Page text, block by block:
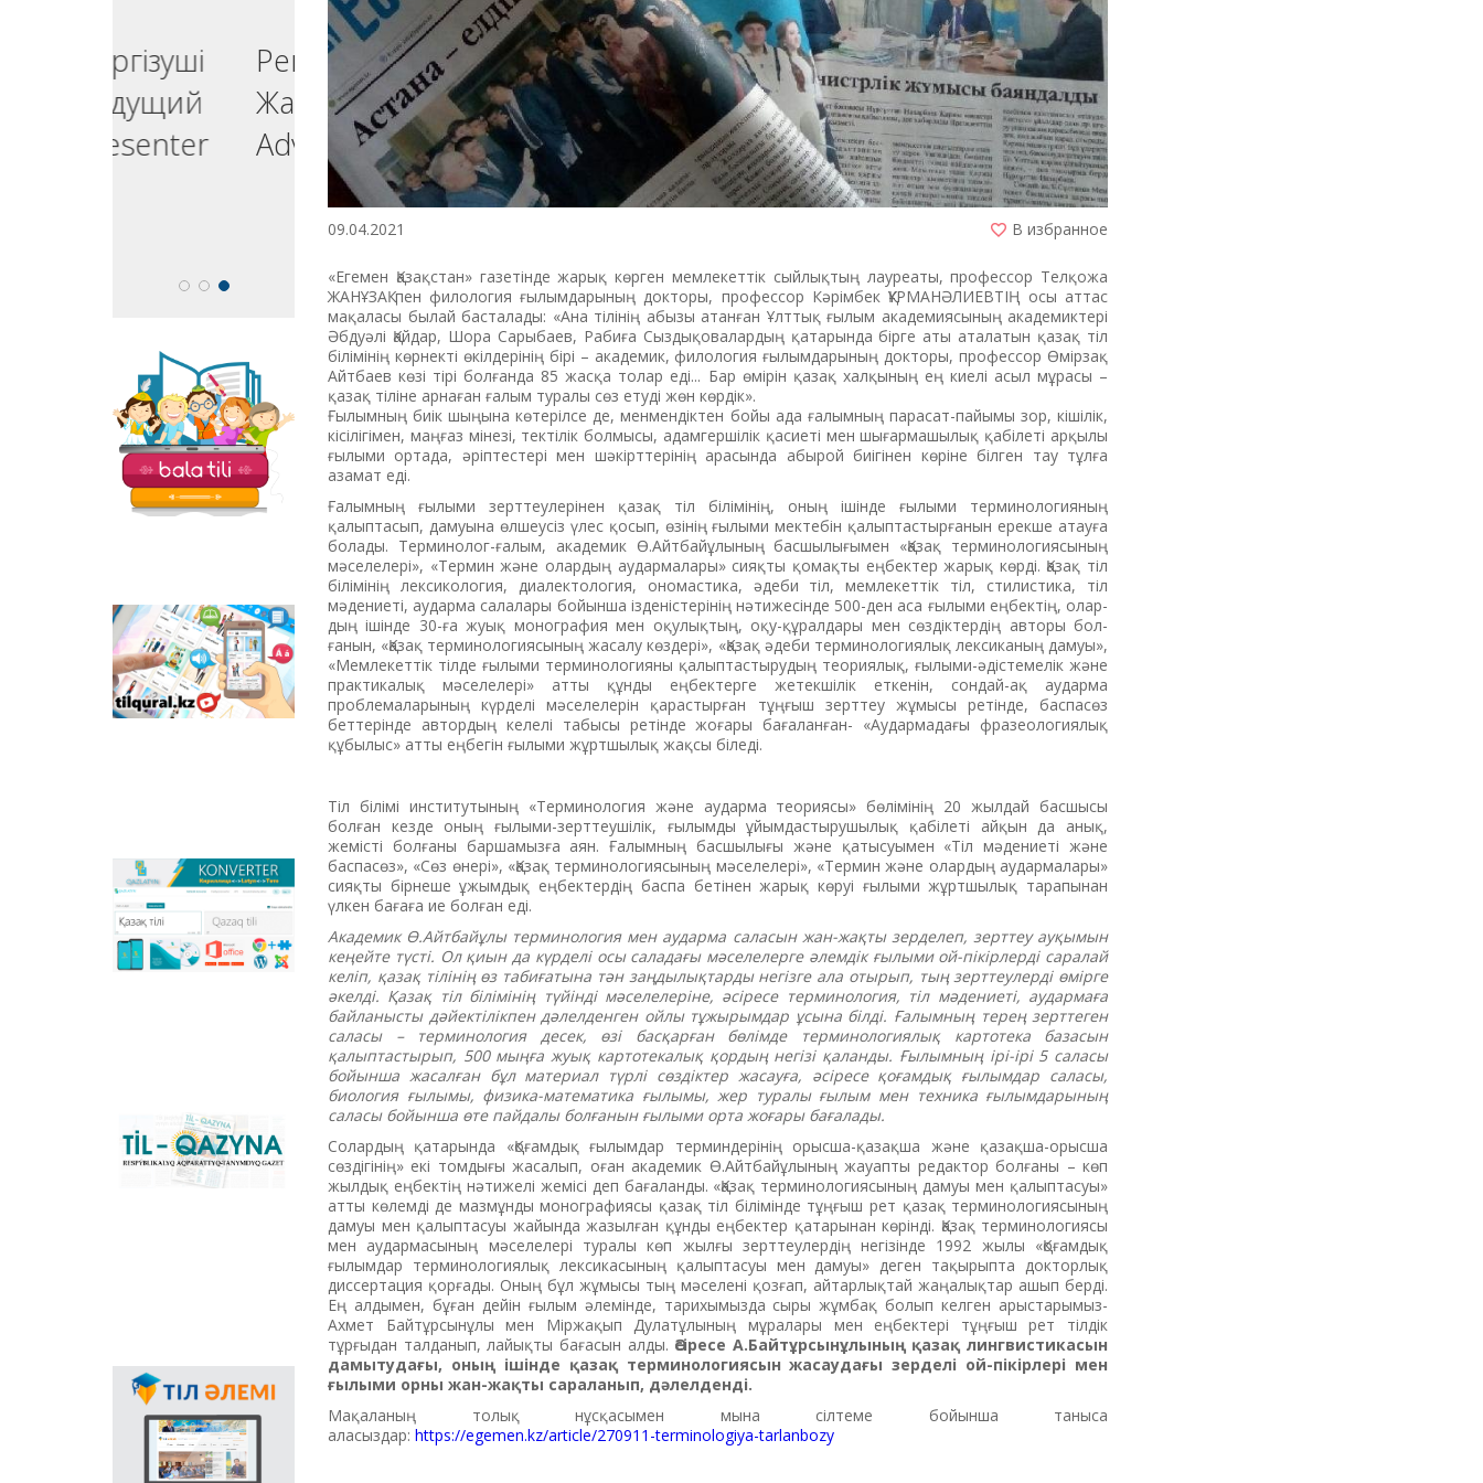
Реклама
Жарнама
Advertising
На сайте «Balatili.kz»
представлены
разнообразные
задания и
упражнения для
обучения детей
грамоте, чтению,
правописанию.
увлекательные и
занимательные
упражнения,
отечественные
анимационные
фильмы на казахском
Tilqural.kz - веб-
сервис для
постепенного
изучения
государственного
чтения.
Qazlatyn.kz -
многофункциональный
конвертер, который
выполняет функции
перевода текста с
поддерживающий
процесс перехода на
латинскую графику в
стране. Можно
платформ Android,
iOS.
Республиканская
информационно-
познавательная
Особую роль в
расширении области
применения
государственного
языка играет
09.04.2021 В избранное
«Егемен Қазақстан» газетінде жарық көрген мемлекеттік сыйлықтың лауреаты, профессор Телқожа
ЖАНҰЗАҚ пен филология ғылымдарының докторы, профессор Кәрімбек ҚҰРМАНӘЛИЕВТІҢ осы аттас
мақаласы былай басталады: «Ана тілінің абызы атанған Ұлттық ғылым академиясының академиктері
Әбдуәлі Қайдар, Шора Сарыбаев, Рабиға Сыздықовалардың қатарында бірге аты аталатын қазақ тіл
білімінің көрнекті өкілдерінің бірі – академик, филология ғылымдарының докторы, профессор Өмірзақ
Айтбаев көзі тірі болғанда 85 жасқа толар еді... Бар өмірін қазақ халқының ең киелі асыл мұрасы –
қазақ тіліне арнаған ғалым туралы сөз етуді жөн көрдік».
Ғылымның биік шыңына көтерілсе де, менмендіктен бойы ада ғалымның парасат-пайымы зор, кішілік,
кісілігі­мен, маңғаз мінезі, тектілік болмысы, адамгершілік қасиеті мен шығарма­шы­лық қабілеті арқылы
ғылыми ортада, әріп­тестері мен шәкірттерінің арасында абырой биігінен көріне білген тау тұлға
азамат еді.
Ғалымның ғылыми зерттеулерінен қазақ тіл білімінің, оның ішінде ғылыми терминологияның
қалыптасып, дамуына өлшеусіз үлес қосып, өзінің ғылыми мектебін қалыптастырғанын ерекше атауға
болады. Терминолог-ғалым, академик Ө.Айтбайұлының басшылығымен «Қазақ терминологиясының
мәселелері», «Термин және олардың аудармалары» сияқты қомақты еңбектер жарық көр­ді. Қазақ тіл
білімінің лексикология, диалектология, ономастика, әде­би тіл, мемлекеттік тіл, стилистика, тіл
мәдениеті, аударма салалары бо­йын­ша ізденістерінің нәтижесінде 500-ден аса ғылыми еңбектің, олар­
дың ішінде 30-ға жуық моногра­фия мен оқулықтың, оқу-құрал­дары мен сөздіктердің авторы бол­
ғанын, «Қазақ терминологиясының жасалу көздері», «Қазақ әдеби тер­ми­­нологиялық лексиканың дамуы»,
«Мемлекеттік тілде ғылыми тер­­­­­мино­логияны қалыптастырудың теориялық, ғылыми-әдістемелік және
практикалық мәселелері» атты құнды еңбектерге жетекшілік еткенін, сондай-ақ аударма
проблемаларының күрделі мәселелерін қарастырған тұңғыш зерттеу жұмысы ретінде, баспасөз
беттерінде автордың келелі табысы ретінде жо­ғары бағаланған- «Аудармадағы фра­зеологиялық
құбылыс» атты еңбегін ғылыми жұртшылық жақсы біледі.
Тіл білімі институтының «Термино­логия және аударма теориясы» бөлімінің 20 жылдай басшысы
болған кезде оның ғылыми-зерттеушілік, ғылымды ұйымдастырушылық қабілеті айқын да анық,
жемісті болғаны баршамызға аян. Ғалымның басшылығы және қатысуымен «Тіл мәдениеті және
баспасөз», «Сөз өнері», «Қазақ терминологиясының мәселелері», «Термин және олардың аудармалары»
сияқты бірнеше ұжымдық еңбектердің баспа бетінен жарық көруі ғылыми жұртшылық тарапынан
үлкен бағаға ие болған еді.
Академик Ө.Айтбайұлы термино­логия мен аударма саласын жан-жақты зерделеп, зерттеу ауқымын
кеңейте түс­ті. Ол қиын да күрделі осы саладағы мәсе­лелерге әлемдік ғылыми ой-пікірлерді саралай
келіп, қазақ тілінің өз табиғатына тән заңдылықтарды негізге ала отырып, тың зерттеулерді өмірге
әкелді. Қазақ тіл білімінің түйінді мәселелеріне, әсі­ресе терминология, тіл мәдениеті, аудар­маға
байланысты дәйектілікпен дәлелденген ойлы тұжырымдар ұсына білді. Ғалымның терең зерттеген
саласы – терминология десек, өзі басқарған бөлімде терминологиялық картотека базасын
қалыптастырып, 500 мыңға жуық картотекалық қордың негізі қаланды. Ғылымның ірі-ірі 5 саласы
бойынша жасалған бұл материал түрлі сөздіктер жасауға, әсіресе қоғамдық ғылымдар саласы,
биология ғылымы, физика-математика ғылымы, жер туралы ғылым мен техника ғылымдарының
саласы бойынша өте пайдалы болғанын ғылыми орта жоғары бағалады.
Солардың қатарында «Қоғамдық ғылымдар терминдерінің орысша-қазақша және қазақша-орысша
сөздігінің» екі томдығы жасалып, оған академик Ө.Айтбайұлының жауапты редактор болғаны – көп
жылдық еңбектің нәтижелі жемісі деп бағаланды. «Қазақ терминологиясының дамуы мен қалыптасуы»
атты көлемді де мазмұнды монографиясы қазақ тіл білімінде тұңғыш рет қазақ терминологиясының
дамуы мен қалыптасуы жайында жа­зылған құнды еңбектер қатарынан көрінді. Қа­зақ терминологиясы
мен аудар­масының мәселелері туралы көп жылғы зерт­теу­лердің негізінде 1992 жылы «Қо­ғам­дық
ғылымдар терминологиялық лексикасының қалыптасуы мен дамуы» деген тақырыпта докторлық
диссертация қорғады. Оның бұл жұмысы тың мәселені қозғап, айтарлықтай жаңалықтар ашып берді.
Ең алдымен, бұған дейін ғылым әлемінде, тарихымызда сыры жұмбақ болып келген арыстарымыз-
Ахмет Байтұрсынұлы мен Міржақып Дулатұлының мұралары мен еңбектері тұңғыш рет тілдік
тұрғыдан талданып, лайықты бағасын алды. Әсіресе А.Байтұрсынұлының қазақ лингвистикасын
дамытудағы, оның ішінде қазақ терминологиясын жасаудағы зерделі ой-пікірлері мен
ғылыми орны жан-жақты сараланып, дәлелденді.
Мақаланың толық нұсқасымен мына сілтеме бойынша таныса
аласыздар: https://egemen.kz/article/270911-terminologiya-tarlanbozy